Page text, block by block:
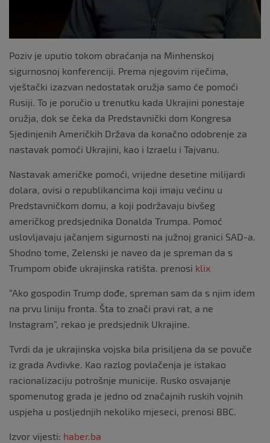
Poziv je uputio tokom obraćanja na Minhenskoj
sigurnosnoj konferenciji. Prema njegovim riječima,
vještački izazvan nedostatak oružja samo će pomoći
Rusiji. To je poručio u trenutku kada Ukrajini ponestaje
oružja, dok se čeka da Predstavnički dom Kongresa
Sjedinjenih Američkih Država da konačno odobrenje za
nastavak pomoći Ukrajini, kao i Izraelu i Tajvanu.
Nastavak američke pomoći, vrijedne desetine milijardi
dolara, ovisi o republikancima koji imaju većinu u
Predstavničkom domu, a koji podržavaju bivšeg
američkog predsjednika Donalda Trumpa. Pomoć
uslovljavaju jačanjem sigurnosti na južnoj granici SAD-a.
Shodno tome, Zelenski je naveo da je spreman da s
Trumpom obiđe ukrajinska ratišta. prenosi klix
“Ako gospodin Trump dođe, spreman sam da s njim idem
na prvu liniju fronta. Šta to znači pravi rat, a ne
Instagram”, rekao je predsjednik Ukrajine.
Tvrdi da je ukrajinska vojska bila prisiljena da se povuče
iz grada Avdivke. Kao razlog povlačenja je istakao
racionalizaciju potrošnje municije. Rusko osvajanje
spomenutog grada je jedno od značajnih ruskih vojnih
uspjeha u posljednjih nekoliko mjeseci, prenosi BBC.
Izvor vijesti: haber.ba